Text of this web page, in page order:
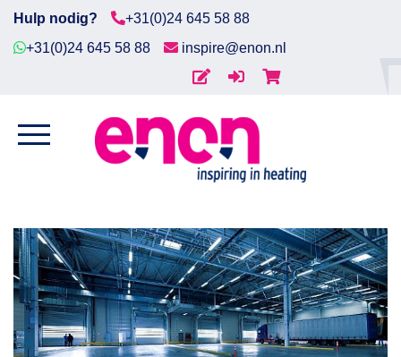
Diensten
Downloads
Markten
Contact
Hulp nodig?
+31(0)24 645 58 88
+31(0)24 645 58 88
inspire@enon.nl
HOEVEEL
VERMOGEN IS ER
NODIG?